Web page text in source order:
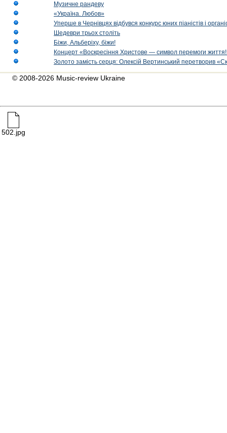
Музичне рандеву
«Україна. Любов»
Уперше в Чернівцях відбувся конкурс юних піаністів і
Шедеври трьох століть
Біжи, Альберіху, біжи!
Концерт «Воскресіння Христове — символ перемоги
Золото замість серця: Олексій Вертинський перетворив
© 2008-2026 Music-review Ukraine
502.jpg